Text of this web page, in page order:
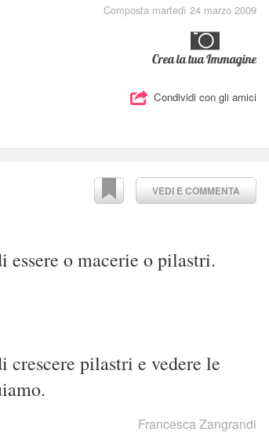
Composta martedì 24 marzo 2009
Crea la tua Immagine
Condividi con gli amici
VEDI E COMMENTA
o macerie o pilastri.
pilastri e vedere le
Francesca Zangrandi